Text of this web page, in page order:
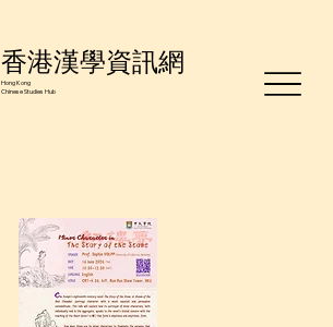
香港漢學資訊網
Hong Kong
Chinese Studies Hub